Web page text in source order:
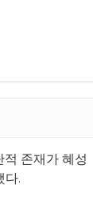
존재가 혜성
다.